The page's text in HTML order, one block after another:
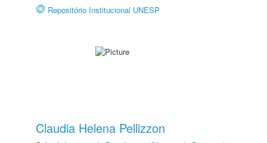
Repositório Institucional UNESP
Claudia Helena Pellizzon